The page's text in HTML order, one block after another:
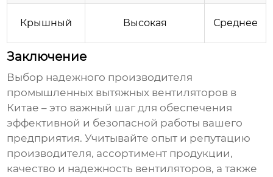
Крышный Высокая Среднее
Заключение
Выбор надежного производителя
промышленных вытяжных вентиляторов в
Китае – это важный шаг для обеспечения
эффективной и безопасной работы вашего
предприятия. Учитывайте опыт и репутацию
производителя, ассортимент продукции,
качество и надежность вентиляторов, а также